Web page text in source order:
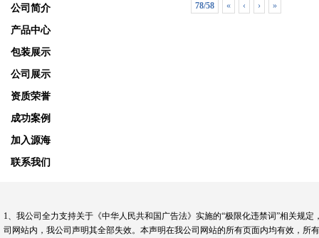
公司简介
产品中心
包装展示
公司展示
资质荣誉
成功案例
加入源海
联系我们
78/58 « ‹ › »
1、我公司全力支持关于《中华人民共和国广告法》实施的“极限化违禁词”相关规
司网站内，我公司声明其全部失效。本声明在我公司网站的所有页面内均有效，